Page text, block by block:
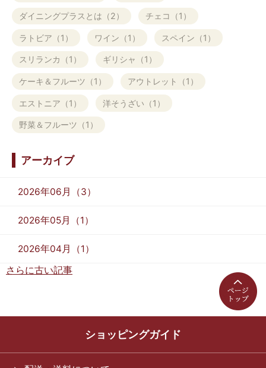
ダイニングプラスとは（2） チェコ（1）
ラトビア（1） ワイン（1） スペイン（1）
スリランカ（1） ギリシャ（1）
ケーキ＆フルーツ（1） アウトレット（1）
エストニア（1） 洋そうざい（1）
野菜＆フルーツ（1）
アーカイブ
2026年06月（3）
2026年05月（1）
2026年04月（1）
さらに古い記事
ショッピングガイド